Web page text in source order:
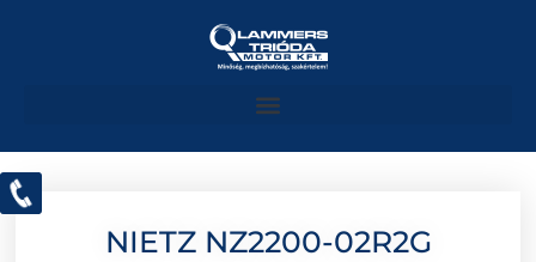
NIETZ NZ2200-02R2G